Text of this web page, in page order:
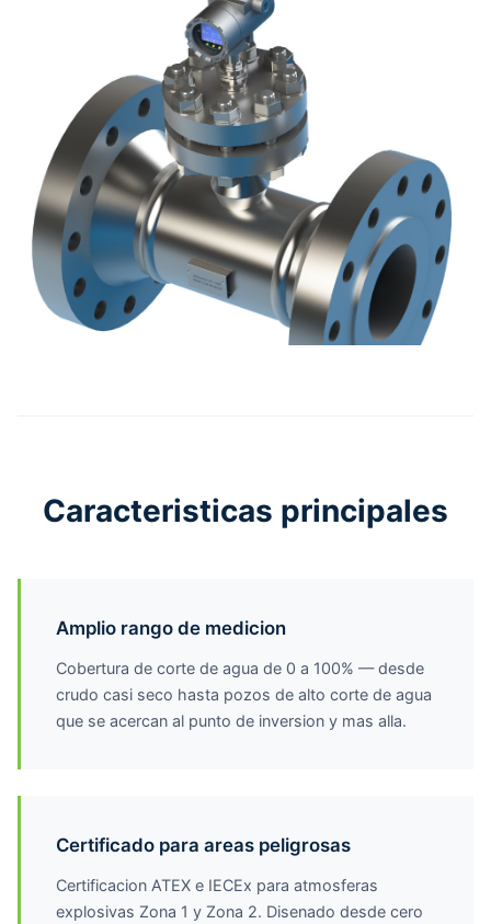
Caracteristicas principales
Amplio rango de medicion
Cobertura de corte de agua de 0 a 100% — desde
crudo casi seco hasta pozos de alto corte de agua
que se acercan al punto de inversion y mas alla.
Certificado para areas peligrosas
Certificacion ATEX e IECEx para atmosferas
explosivas Zona 1 y Zona 2. Disenado desde cero